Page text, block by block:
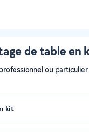
de table en
ou